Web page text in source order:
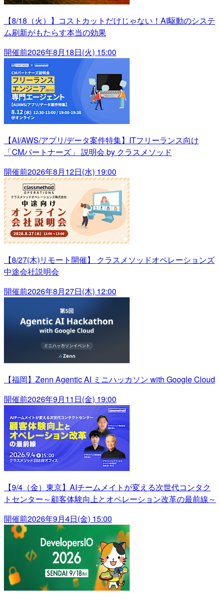
【8/18（火）】コストカットだけじゃない！AI駆動のシステ
ム刷新がもたらす本当の効果
開催前2026年8月18日(火) 15:00
【AI/AWS/アプリ/データ案件特集】ITフリーランス向け
「CMパートナーズ」 説明会 by クラスメソッド
開催前2026年8月12日(水) 19:00
【8/27(木)リモート開催】 クラスメソッドオペレーションズ
中途会社説明会
開催前2026年8月27日(木) 12:00
【福岡】Zenn Agentic AI ミニハッカソン with Google Cloud
開催前2026年9月11日(金) 19:00
【9/4（金）東京】AIチームメイトが変える次世代コンタク
トセンター～顧客体験向上とオペレーション改革の最前線～
開催前2026年9月4日(金) 15:00